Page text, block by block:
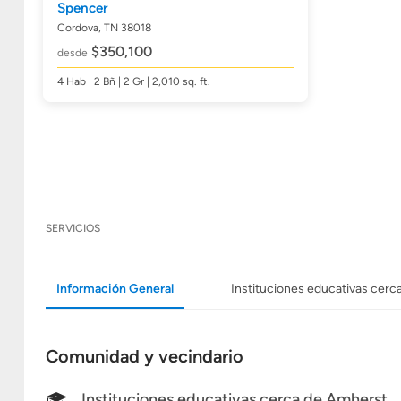
Spencer
Cordova, TN 38018
desde $350,100
4 Hab | 2 Bñ | 2 Gr | 2,010 sq. ft.
SERVICIOS
Información General Instituciones educativas
Comunidad y vecindario